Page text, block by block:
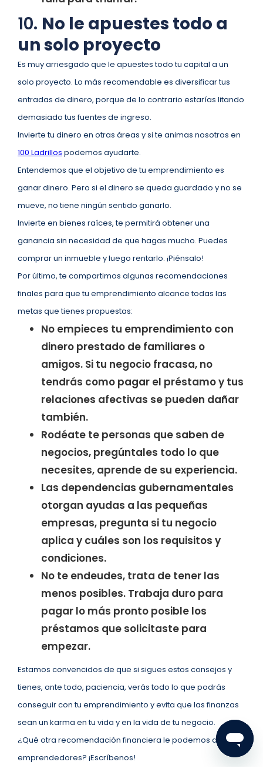
10. No le apuestes todo a
un solo proyecto
Es muy arriesgado que le apuestes todo tu capital a un
solo proyecto. Lo más recomendable es diversificar tus
entradas de dinero, porque de lo contrario estarías litando
demasiado tus fuentes de ingreso.
Invierte tu dinero en otras áreas y si te animas nosotros en
100 Ladrillos podemos ayudarte.
Entendemos que el objetivo de tu emprendimiento es
ganar dinero. Pero si el dinero se queda guardado y no se
mueve, no tiene ningún sentido ganarlo.
Invierte en bienes raíces, te permitirá obtener una
ganancia sin necesidad de que hagas mucho. Puedes
comprar un inmueble y luego rentarlo. ¡Piénsalo!
Por último, te compartimos algunas recomendaciones
finales para que tu emprendimiento alcance todas las
metas que tienes propuestas:
No empieces tu emprendimiento con
dinero prestado de familiares o
amigos. Si tu negocio fracasa, no
tendrás como pagar el préstamo y tus
relaciones afectivas se pueden dañar
también.
Rodéate te personas que saben de
negocios, pregúntales todo lo que
necesites, aprende de su experiencia.
Las dependencias gubernamentales
otorgan ayudas a las pequeñas
empresas, pregunta si tu negocio
aplica y cuáles son los requisitos y
condiciones.
No te endeudes, trata de tener las
menos posibles. Trabaja duro para
pagar lo más pronto posible los
préstamos que solicitaste para
empezar.
Estamos convencidos de que si sigues estos consejos y
tienes, ante todo, paciencia, verás todo lo que podrás
conseguir con tu emprendimiento y evita que las finanzas
sean un karma en tu vida y en la vida de tu negocio.
¿Qué otra recomendación financiera le podemos dar a los
emprendedores? ¡Escríbenos!